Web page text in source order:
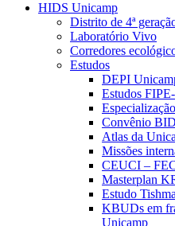
HIDS Unicamp
Distrito de 4ª
Laboratório Vivo
Corredores
Estudos
DEPI
Estudos
Convênio BID
Atlas da
Missões
CEUCI –
Masterplan
Estudo
KBUDs em
Unicamp